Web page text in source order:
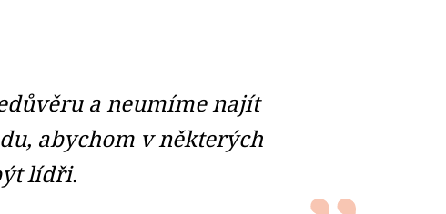
a neumíme najít
abychom v některých
lídři.